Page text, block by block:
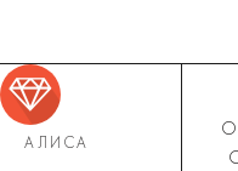
АЛИСА